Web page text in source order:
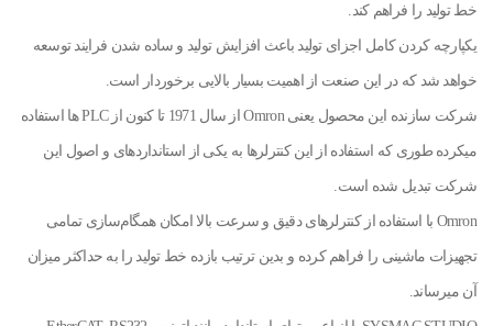
خط تولید را فراهم کند.
یکپارچه کردن کامل اجزای تولید باعث افزایش تولید و ساده شدن فرایند توسعه
خواهد شد که در این صنعت از اهمیت بسیار بالایی برخوردار است.
شرکت سازنده این محصول یعنی Omron از سال 1971 تا کنون از PLC ها استفاده
میکرده طوری که استفاده از این کنترلرها به یکی از استانداردهای و اصول این
شرکت تبدیل شده است.
Omron با استفاده از کنترلرهای دقیق و سرعت بالا امکان همگام‌سازی تمامی
تجهیزات ماشینی را فراهم کرده و بدین ترتیب بازده خط تولید را به حداکثر میزان
آن میرساند.